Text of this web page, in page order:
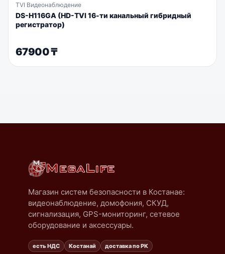
TVI Видеонаблюдение
DS-H116GA (HD-TVI 16-ти канальный гибридный
регистратор)
67900₸
Магазин систем безопасности в Костанае:
видеонаблюдение, домофония, СКУД,
сигнализация, GPS-мониторинг, сетевое
оборудование и аксессуары.
есть НДС Костанай доставка по РК